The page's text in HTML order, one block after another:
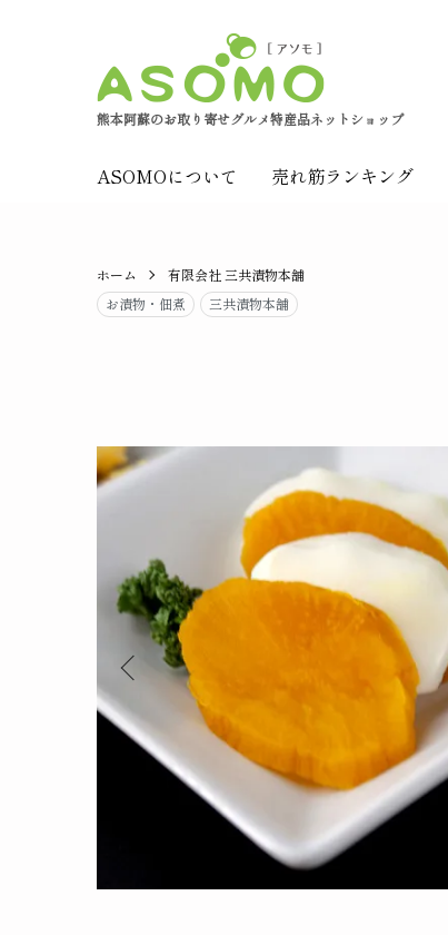
熊本阿蘇のお取り寄せグルメ特産品ネットショップ
ASOMOについて 売れ筋ランキング
ホーム
有限会社 三共漬物本舗
お漬物・佃煮
三共漬物本舗